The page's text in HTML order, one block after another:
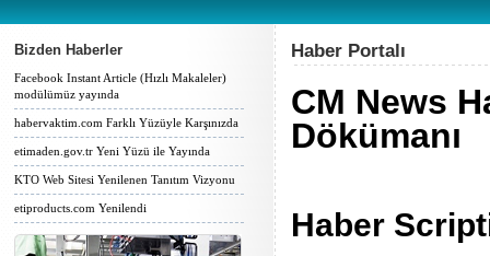
Bizden Haberler
Facebook Instant Article (Hızlı Makaleler)
modülümüz yayında
habervaktim.com Farklı Yüzüyle Karşınızda
etimaden.gov.tr Yeni Yüzü ile Yayında
KTO Web Sitesi Yenilenen Tanıtım Vizyonu
etiproducts.com Yenilendi
Haber Portalı
CM News
Dökümanı
Haber